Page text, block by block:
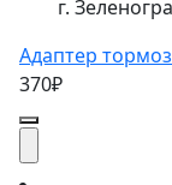
г.
Адаптер
370₽